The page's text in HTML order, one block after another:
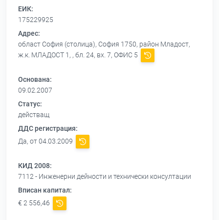
ЕИК:
175229925
Адрес:
област София (столица), София 1750, район Младост,
ж.к. МЛАДОСТ 1, , бл. 24, вх. 7, ОФИС 5
Основана:
09.02.2007
Статус:
действащ
ДДС регистрация:
Да, от 04.03.2009
КИД 2008:
7112 - Инженерни дейности и технически консултации
Вписан капитал:
€ 2 556,46